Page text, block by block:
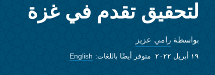
لتحقيق تقدم في غزة
بواسطة رامي عزيز
١٩ أبريل ٢٠٢٢ متوفر أيضًا باللغات: English